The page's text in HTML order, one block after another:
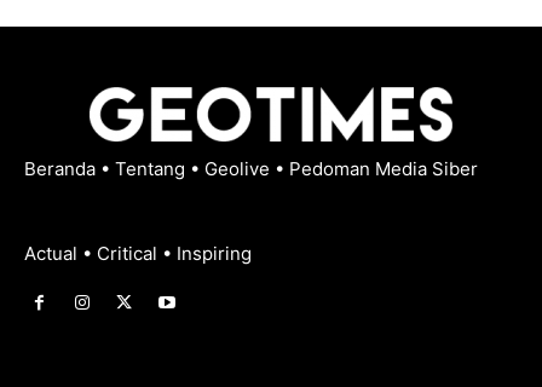
Beranda • Tentang • Geolive • Pedoman Media Siber
Actual • Critical • Inspiring